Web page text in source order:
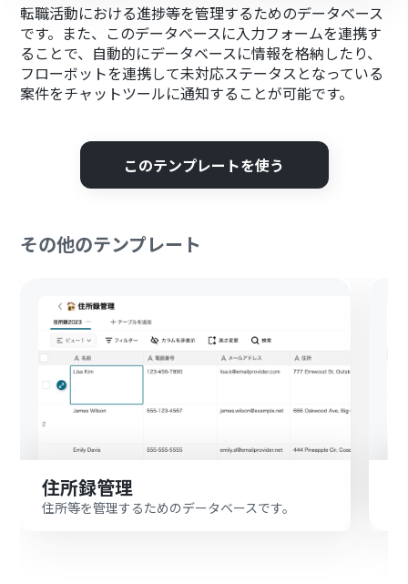
転職活動における進捗等を管理するためのデータベース
です。また、このデータベースに入力フォームを連携す
ることで、自動的にデータベースに情報を格納したり、
フローボットを連携して未対応ステータスとなっている
案件をチャットツールに通知することが可能です。
このテンプレートを使う
その他のテンプレート
住所録管理
住所等を管理するためのデータベースです。